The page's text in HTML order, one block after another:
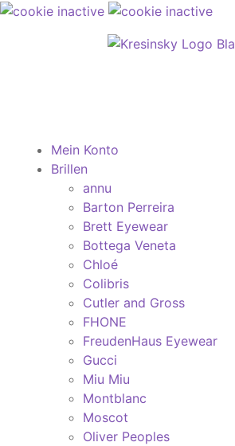
Mein Konto
Brillen
annu
Barton Perreira
Brett Eyewear
Bottega Veneta
Chloé
Colibris
Cutler and Gross
FHONE
FreudenHaus Eyewear
Gucci
Miu Miu
Montblanc
Moscot
Oliver Peoples